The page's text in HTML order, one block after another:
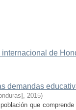
de
demandas
, 2015)
que